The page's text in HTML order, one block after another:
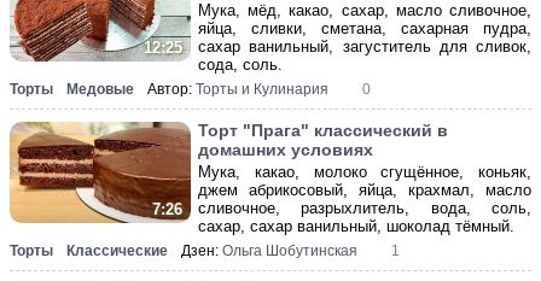
12:25
Мука, мёд, какао, сахар, масло сливочное,
яйца, сливки, сметана, сахарная пудра,
сахар ванильный, загуститель для сливок,
сода, соль.
Торты Медовые Автор: Торты и Кулинария 0
7:26
Торт "Прага" классический в
домашних условиях
Мука, какао, молоко сгущённое, коньяк,
джем абрикосовый, яйца, крахмал, масло
сливочное, разрыхлитель, вода, соль,
сахар, сахар ванильный, шоколад тёмный.
Торты Классические Дзен: Ольга Шобутинская 1